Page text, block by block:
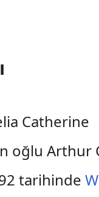
Catherine
oğlu Arthur
tarihinde